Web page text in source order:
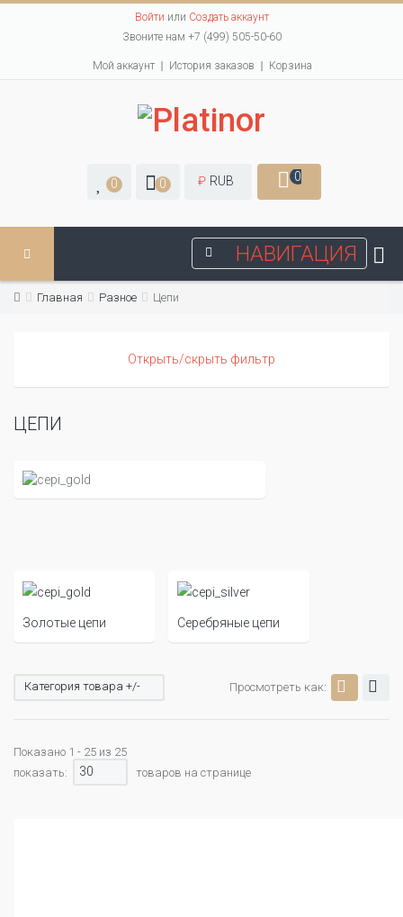
Войти или Создать аккаунт
Звоните нам +7 (499) 505-50-60
Мой аккаунт История заказов Корзина
0 0 ₽ RUB 0
НАВИГАЦИЯ
Главная Разное Цепи
Открыть/скрыть фильтр
ЦЕПИ
Золотые цепи Серебряные цепи
Просмотреть как:
Категория товара +/-
Показано 1 - 25 из 25
показать:
30 товаров на странице